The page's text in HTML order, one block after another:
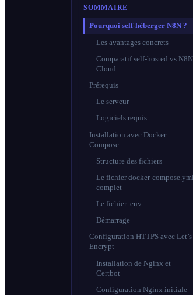
SOMMAIRE
Pourquoi self-héberger N8N ?
Les avantages concrets
Comparatif self-hosted vs N8N
Cloud
Prérequis
Le serveur
Logiciels requis
Installation avec Docker
Compose
Structure des fichiers
Le fichier docker-compose.yml
complet
Le fichier .env
Démarrage
Configuration HTTPS avec Let’s
Encrypt
Installation de Nginx et
Certbot
Configuration Nginx initiale